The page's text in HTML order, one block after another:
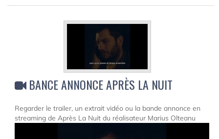
BANCE ANNONCE APRÈS LA NUIT
Regarder le trailer, un extrait vidéo ou la bande annonce en
streaming de Après La Nuit du réalisateur Marius Olteanu